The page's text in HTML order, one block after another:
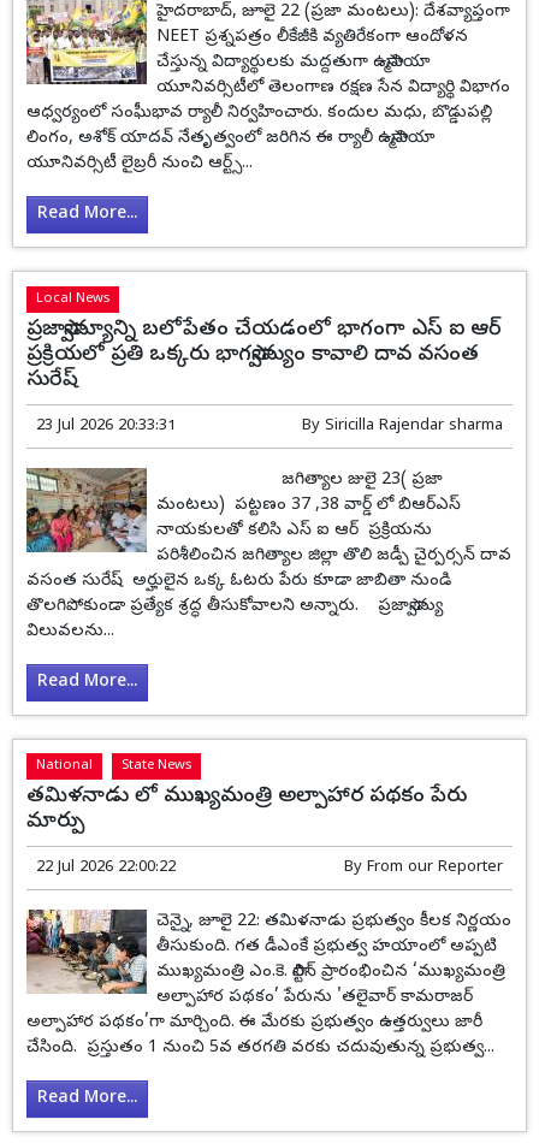
హైదరాబాద్, జూలై 22 (ప్రజా మంటలు): దేశవ్యాప్తంగా
NEET ప్రశ్నపత్రం లీకేజీకి వ్యతిరేకంగా ఆందోళన
చేస్తున్న విద్యార్థులకు మద్దతుగా ఉస్మానియా
యూనివర్సిటీలో తెలంగాణ రక్షణ సేన విద్యార్థి విభాగం
ఆధ్వర్యంలో సంఘీభావ ర్యాలీ నిర్వహించారు. కందుల మధు, బొడ్డుపల్లి
లింగం, అశోక్ యాదవ్ నేతృత్వంలో జరిగిన ఈ ర్యాలీ ఉస్మానియా
యూనివర్సిటీ లైబ్రరీ నుంచి ఆర్ట్స్...
Read More...
Local News
ప్రజాస్వామ్యాన్ని బలోపేతం చేయడంలో భాగంగా ఎస్ ఐ ఆర్
ప్రక్రియలో ప్రతి ఒక్కరు భాగస్వామ్యం కావాలి దావ వసంత
సురేష్
23 Jul 2026 20:33:31 By Siricilla Rajendar sharma
జగిత్యాల జులై 23( ప్రజా
మంటలు) పట్టణం 37 ,38 వార్డ్ లో బిఆర్ఎస్
నాయకులతో కలిసి ఎస్ ఐ ఆర్ ప్రక్రియను
పరిశీలించిన జగిత్యాల జిల్లా తొలి జడ్పీ చైర్పర్సన్ దావ
వసంత సురేష్ అర్హులైన ఒక్క ఓటరు పేరు కూడా జాబితా నుండి
తొలగిపోకుండా ప్రత్యేక శ్రద్ధ తీసుకోవాలని అన్నారు. ప్రజాస్వామ్య
విలువలను...
Read More...
National State News
తమిళనాడు లో ముఖ్యమంత్రి అల్పాహార పథకం పేరు
మార్పు
22 Jul 2026 22:00:22 By From our Reporter
చెన్నై, జూలై 22: తమిళనాడు ప్రభుత్వం కీలక నిర్ణయం
తీసుకుంది. గత డీఎంకే ప్రభుత్వ హయాంలో అప్పటి
ముఖ్యమంత్రి ఎం.కె. స్టాలిన్ ప్రారంభించిన ‘ముఖ్యమంత్రి
అల్పాహార పథకం’ పేరును 'తలైవార్ కామరాజర్
అల్పాహార పథకం’గా మార్చింది. ఈ మేరకు ప్రభుత్వం ఉత్తర్వులు జారీ
చేసింది. ప్రస్తుతం 1 నుంచి 5వ తరగతి వరకు చదువుతున్న ప్రభుత్వ...
Read More...